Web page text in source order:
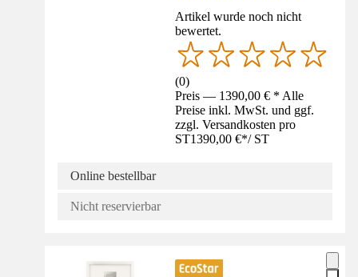
Artikel wurde noch nicht
bewertet.
(0)
Preis — 1390,00 € * Alle
Preise inkl. MwSt. und ggf.
zzgl. Versandkosten pro
ST1390,00 €*/ ST
Online bestellbar
Nicht reservierbar